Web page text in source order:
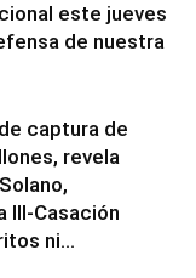
este jueves
de nuestra
captura de
revela
III-Casación
ni...